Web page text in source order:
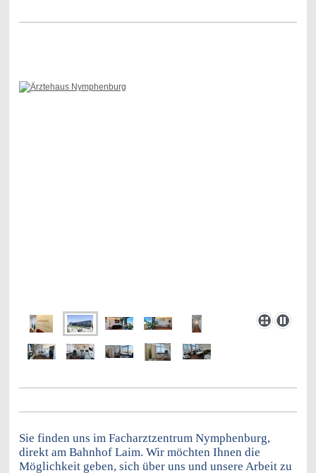
Sie finden uns im Facharztzentrum Nymphenburg,
direkt am Bahnhof Laim. Wir möchten Ihnen die
Möglichkeit geben, sich über uns und unsere Arbeit zu